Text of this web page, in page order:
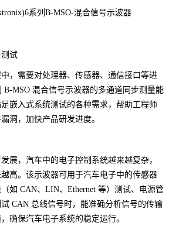
测试
，需要对处理器、传感器、通信接口等进
B-MSO 混合信号示波器的多通道同步测量能
嵌入式系统测试的各种需求，帮助工程师
洞，加快产品研发进度。
展，汽车中的电子控制系统越来越复杂，
高。该示波器可用于汽车电子中的传感器
如 CAN、LIN、Ethernet 等）测试、电源管
CAN 总线信号时，能准确分析信号的传输
确保汽车电子系统的稳定运行。